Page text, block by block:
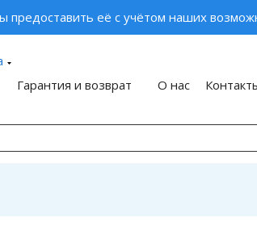
предоставить её с учётом наших
Гарантия и возврат О нас